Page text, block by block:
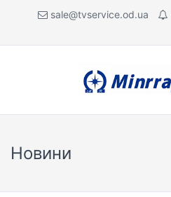
sale@tvservice.od.ua
Новини